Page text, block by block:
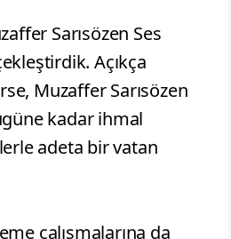
Sarısözen Ses
Açıkça
Muzaffer Sarısözen
kadar ihmal
adeta bir vatan
çalışmalarına da